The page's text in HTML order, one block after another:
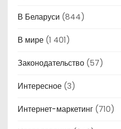
В Беларуси (844)
В мире (1 401)
Законодательство (57)
Интересное (3)
Интернет-маркетинг (710)